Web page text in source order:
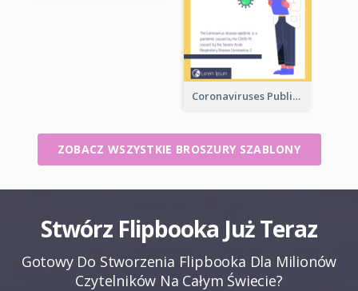
Coronaviruses ​Public Information Booklet
ZOBACZ WSZYSTKIE BROSZURY SZABLONY
Stwórz Flipbooka Już Teraz
Gotowy Do Stworzenia Flipbooka Dla Milionów
Czytelników Na Całym Świecie?